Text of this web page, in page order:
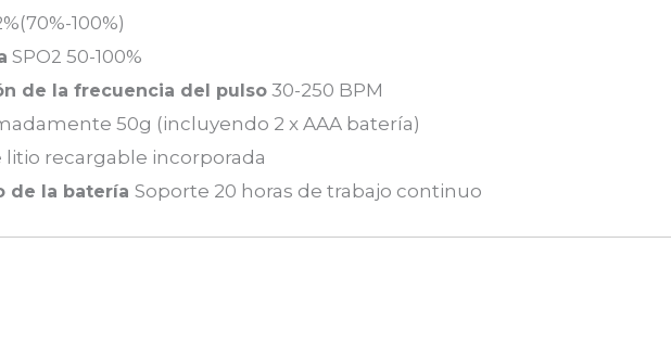
100%)
SPO2 50-100%
de la frecuencia del pulso 30-250 BPM
50g (incluyendo 2 x AAA batería)
litio recargable incorporada
de la batería Soporte 20 horas de trabajo continuo